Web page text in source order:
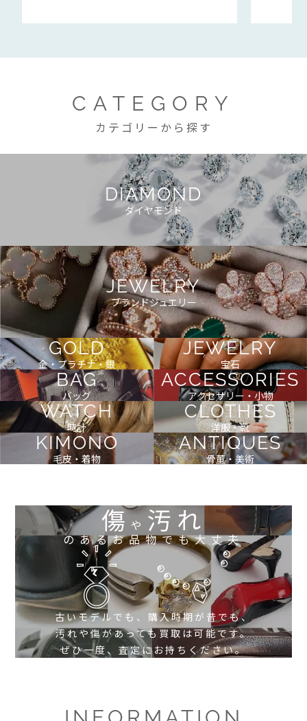
CATEGORY
カテゴリーから探す
DIAMOND
ダイヤモンド
JEWELRY
ブランドジュエリー
GOLD
金・プラチナ・銀
JEWELRY
宝石
BAG
バッグ
ACCESSORIES
アクセサリー・小物
WATCH
時計
CLOTHES
洋服・靴
KIMONO
毛皮・着物
ANTIQUES
骨董・美術
傷や 汚れ
のあるお品物でも大丈夫
古いモデルでも、購入時期が昔でも、
汚れや傷があっても買取は可能です。
ぜひ一度、査定にお持ちください。